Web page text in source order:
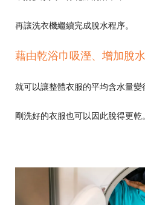
再讓洗衣機繼續完成脫水程序。
藉由乾浴巾吸溼、增加脫
就可以讓整體衣服的平均含水量變
剛洗好的衣服也可以因此脫得更乾